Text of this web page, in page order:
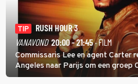
TIP
RUSH HOUR 3
VANAVOND 20:00 - 21:45· FILM
Commissaris Lee en agent Carter
Angeles naar Parijs om een groep
hand aan te pakken.